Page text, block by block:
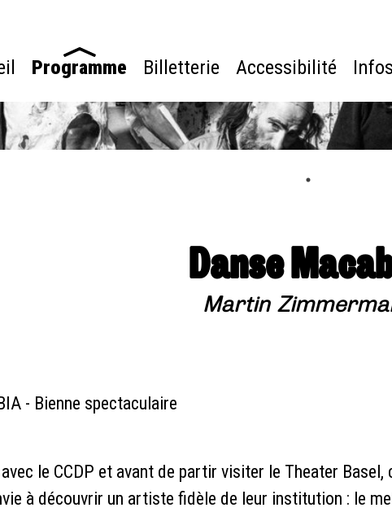
Programme Billetterie Accessibilité
Danse
Martin
- Bienne spectaculaire
le CCDP et avant de partir visiter le Theater Basel,
à découvrir un artiste fidèle de leur institution : le